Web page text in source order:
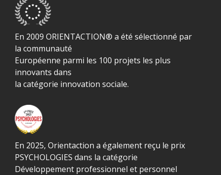
En 2009 ORIENTACTION® a été sélectionné par
la communauté
Européenne parmi les 100 projets les plus
innovants dans
la catégorie innovation sociale.
En 2025, Orientaction a également reçu le prix
PSYCHOLOGIES dans la catégorie
Développement professionnel et personnel